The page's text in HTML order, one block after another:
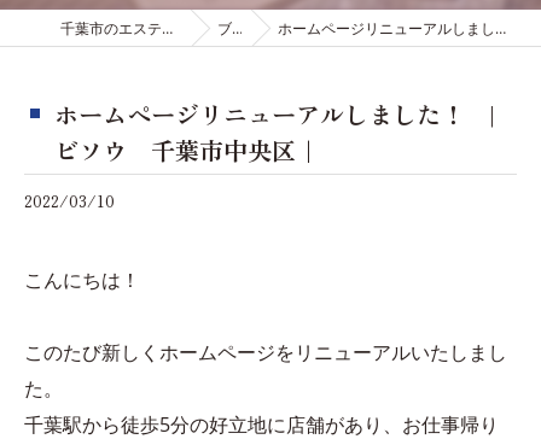
千葉市のエステは有限会社ビソウ ブログ ホームページリニューアルしました！ |ビソウ 千葉市中央区｜
ホームページリニューアルしました！ |
ビソウ 千葉市中央区｜
2022/03/10
こんにちは！
このたび新しくホームページをリニューアルいたしまし
た。
千葉駅から徒歩5分の好立地に店舗があり、お仕事帰り